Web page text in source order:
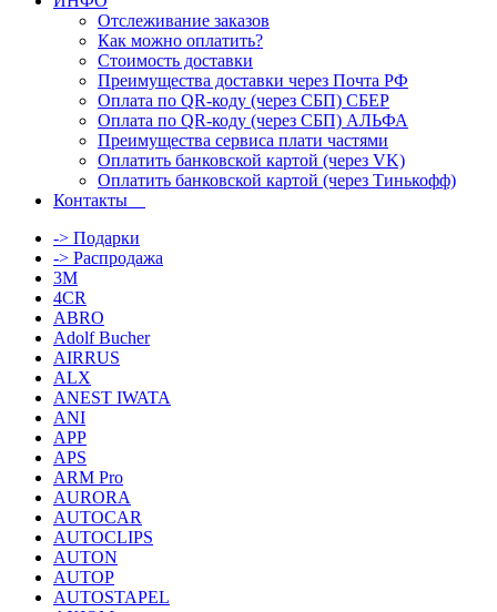
Отслеживание заказов
Как можно оплатить?
Стоимость доставки
Преимущества доставки через Почта РФ
Оплата по QR-коду (через СБП) СБЕР
Оплата по QR-коду (через СБП) АЛЬФА
Преимущества сервиса плати частями
Оплатить банковской картой (через VK)
Оплатить банковской картой (через Тинькофф)
Контакты
-> Подарки
-> Распродажа
3M
4CR
ABRO
Adolf Bucher
AIRRUS
ALX
ANEST IWATA
ANI
APP
APS
ARM Pro
AURORA
AUTOCAR
AUTOCLIPS
AUTON
AUTOP
AUTOSTAPEL